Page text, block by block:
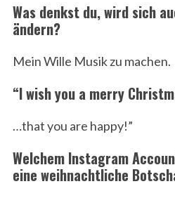
Was denkst du, wird sich
ändern?
Mein Wille Musik zu machen.
“I wish you a merry
…that you are happy!”
Welchem Instagram
eine weihnachtliche